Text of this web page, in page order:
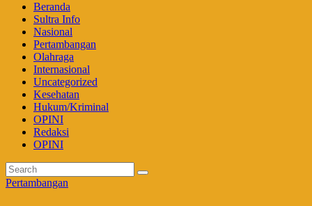
Beranda
Sultra Info
Nasional
Pertambangan
Olahraga
Internasional
Uncategorized
Kesehatan
Hukum/Kriminal
OPINI
Redaksi
OPINI
Pertambangan